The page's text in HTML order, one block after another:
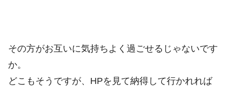
その方がお互いに気持ちよく過ごせるじゃないです
か。
どこもそうですが、HPを見て納得して行かれれば